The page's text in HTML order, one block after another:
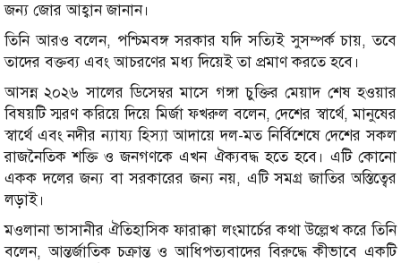
জন্য জোর আহ্বান জানান।
তিনি আরও বলেন, পশ্চিমবঙ্গ সরকার যদি সত্যিই সুসম্পর্ক চায়, তবে
তাদের বক্তব্য এবং আচরণের মধ্য দিয়েই তা প্রমাণ করতে হবে।
আসন্ন ২০২৬ সালের ডিসেম্বর মাসে গঙ্গা চুক্তির মেয়াদ শেষ হওয়ার
বিষয়টি স্মরণ করিয়ে দিয়ে মির্জা ফখরুল বলেন, দেশের স্বার্থে, মানুষের
স্বার্থে এবং নদীর ন্যায্য হিস্যা আদায়ে দল-মত নির্বিশেষে দেশের সকল
রাজনৈতিক শক্তি ও জনগণকে এখন ঐক্যবদ্ধ হতে হবে। এটি কোনো
একক দলের জন্য বা সরকারের জন্য নয়, এটি সমগ্র জাতির অস্তিত্বের
লড়াই।
মওলানা ভাসানীর ঐতিহাসিক ফারাক্কা লংমার্চের কথা উল্লেখ করে তিনি
বলেন, আন্তর্জাতিক চক্রান্ত ও আধিপত্যবাদের বিরুদ্ধে কীভাবে একটি